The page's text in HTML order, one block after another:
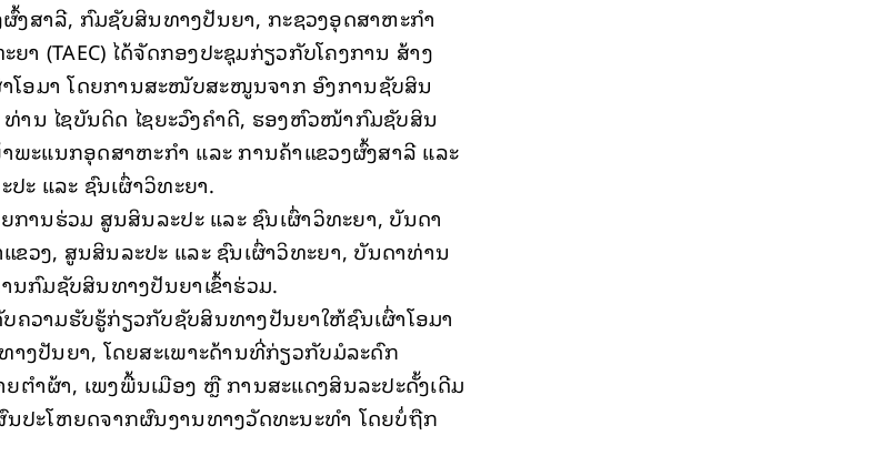
ງສາລີ, ກົມຊັບສິນທາງປັນຍາ, ກະຊວງອຸດສາຫະກຳ
າ (TAEC) ໄດ້ຈັດກອງປະຊຸມກ່ຽວກັບໂຄງການ ສ້າງ
ໂອມາ ໂດຍການສະໜັບສະໜູນຈາກ ອົງການຊັບສິນ
ານ ໄຊບັນດິດ ໄຊຍະວົງຄຳດີ, ຮອງຫົວໜ້າກົມຊັບສິນ
ະແນກອຸດສາຫະກຳ ແລະ ການຄ້າແຂວງຜົ້ງສາລີ ແລະ
ະ ແລະ ຊົນເຜົ່າວິທະຍາ.
ານຮ່ວມ ສູນສິນລະປະ ແລະ ຊົນເຜົ່າວິທະຍາ, ບັນດາ
ວງ, ສູນສິນລະປະ ແລະ ຊົນເຜົ່າວິທະຍາ, ບັນດາທ່ານ
ກົມຊັບສິນທາງປັນຍາເຂົ້າຮ່ວມ.
ວາມຮັບຮູ້ກ່ຽວກັບຊັບສິນທາງປັນຍາໃຫ້ຊົນເຜົ່າໂອມາ
າງປັນຍາ, ໂດຍສະເພາະດ້ານທີ່ກ່ຽວກັບມໍລະດົກ
ຳຜ້າ, ເພງພື້ນເມືອງ ຫຼື ການສະແດງສິນລະປະດັ້ງເດີມ
ນປະໂຫຍດຈາກຜົນງານທາງວັດທະນະທຳ ໂດຍບໍ່ຖືກ